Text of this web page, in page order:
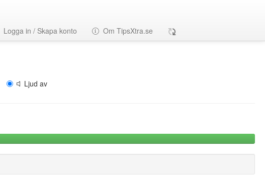
Logga in / Skapa konto Om TipsXtra.se
Ljud av